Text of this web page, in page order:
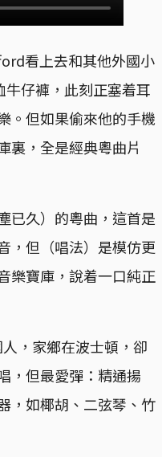
看上去和其他外國小
仔褲，此刻正塞着耳
。但如果偷來他的手機
裏，全是經典粵曲片
已久）的粵曲，這首是
，但（唱法）是模仿更
樂寶庫，說着一口純正
，家鄉在波士頓，卻
，但最愛彈：精通揚
，如椰胡、二弦琴、竹